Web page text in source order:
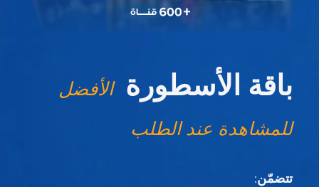
باقة الأسطورة الأفضل
للمشاهدة عند الطلب
تتضمّن: